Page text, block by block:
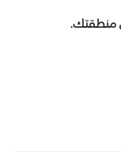
منطقتك.